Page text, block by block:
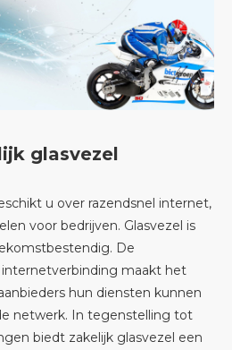
glasvezel
u over razendsnel internet,
voor bedrijven. Glasvezel is
De
maakt het
hun diensten kunnen
netwerk. In tegenstelling tot
biedt zakelijk glasvezel een